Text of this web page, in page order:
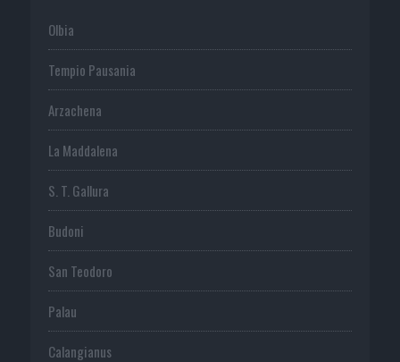
Olbia
Tempio Pausania
Arzachena
La Maddalena
S. T. Gallura
Budoni
San Teodoro
Palau
Calangianus